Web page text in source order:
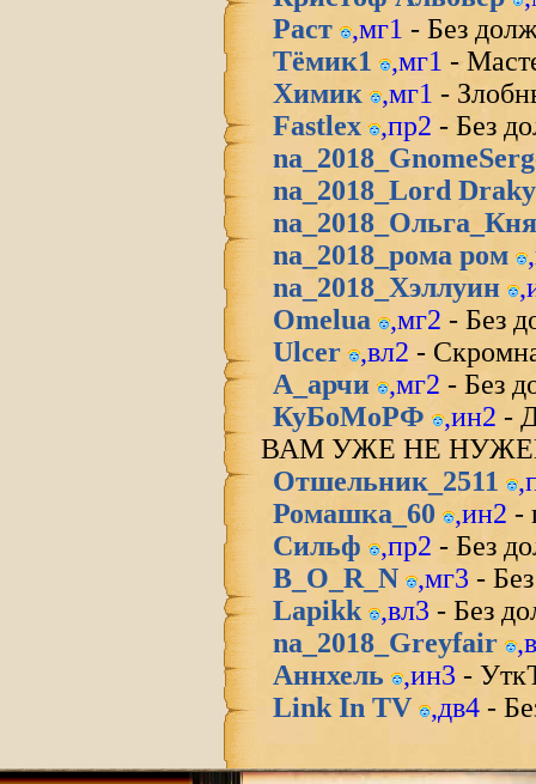
Раст
,мг1 - Без
Тёмик1
,мг1 -
Химик
,мг1 -
Fastlex
,пр2 - Без
na_2018_Lord
na_2018_рома ром
,
na_2018_Хэллуин
,
Omelua
,мг2 - Без
Ulcer
,вл2 -
А_арчи
,мг2 - Без
КуБоМоРФ
,ин2 -
ВАМ УЖЕ НЕ
Отшельник_2511
,
Ромашка_60
,ин2 -
Сильф
,пр2 - Без
B_O_R_N
,мг3 -
Lapikk
,вл3 - Без
na_2018_Greyfair
,
Аннхель
,ин3 -
Link In TV
,дв4 -